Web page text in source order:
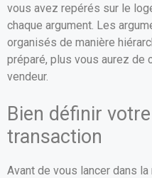
vous avez repérés sur le
chaque argument. Les
organisés de manière
préparé, plus vous aurez de
vendeur.
Bien définir
transaction
Avant de vous lancer dans